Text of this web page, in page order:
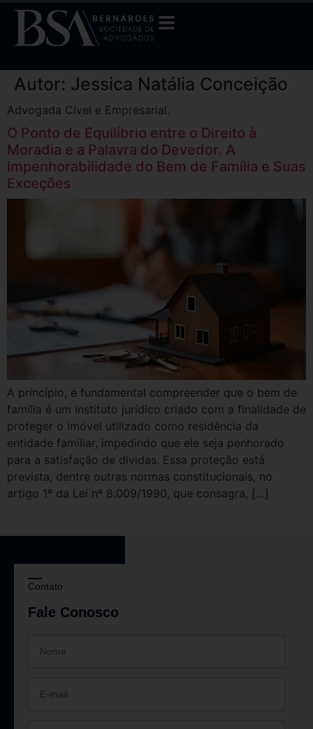
Autor: Jessica Natália Conceição
Advogada Cível e Empresarial.
O Ponto de Equilíbrio entre o Direito à
Moradia e a Palavra do Devedor. A
Impenhorabilidade do Bem de Família e Suas
Exceções
A princípio, é fundamental compreender que o bem de
família é um instituto jurídico criado com a finalidade de
proteger o imóvel utilizado como residência da
entidade familiar, impedindo que ele seja penhorado
para a satisfação de dívidas. Essa proteção está
prevista, dentre outras normas constitucionais, no
artigo 1º da Lei nº 8.009/1990, que consagra, […]
Contato
Fale Conosco